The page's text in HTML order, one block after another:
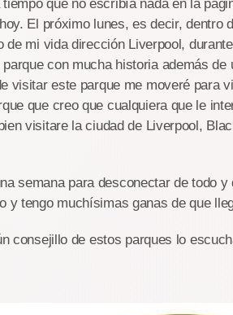
que no escribía nada en la
El próximo lunes, es decir, dentro
de mi vida dirección Liverpool,
con mucha historia además
visitar este parque me moveré para
que creo que cualquiera que le
visitare la ciudad de Liverpool,
semana para desconectar de todo
y tengo muchísimas ganas de que
consejillo de estos parques lo